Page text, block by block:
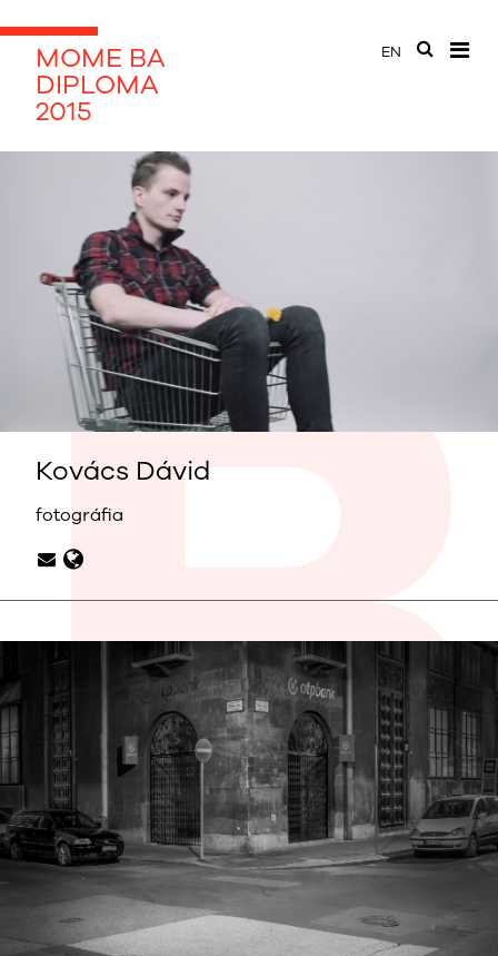
MOME BA
DIPLOMA
2015
EN
Kovács Dávid
fotográfia